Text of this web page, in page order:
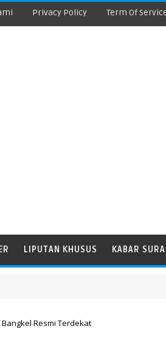
Privacy Policy Term Of
LIPUTAN KHUSUS KABAR
Resmi Terdekat